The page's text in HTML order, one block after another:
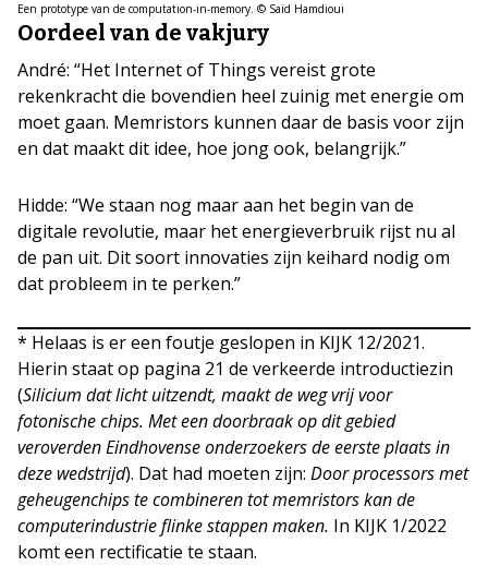
Een prototype van de computation-in-memory. © Saïd Hamdioui
Oordeel van de vakjury
André: “Het Internet of Things vereist grote
rekenkracht die bovendien heel zuinig met energie om
moet gaan. Memristors kunnen daar de basis voor zijn
en dat maakt dit idee, hoe jong ook, belangrijk.”
Hidde: “We staan nog maar aan het begin van de
digitale revolutie, maar het energieverbruik rijst nu al
de pan uit. Dit soort innovaties zijn keihard nodig om
dat probleem in te perken.”
* Helaas is er een foutje geslopen in KIJK 12/2021.
Hierin staat op pagina 21 de verkeerde introductiezin
(Silicium dat licht uitzendt, maakt de weg vrij voor
fotonische chips. Met een doorbraak op dit gebied
veroverden Eindhovense onderzoekers de eerste plaats in
deze wedstrijd). Dat had moeten zijn: Door processors met
geheugenchips te combineren tot memristors kan de
computerindustrie flinke stappen maken. In KIJK 1/2022
komt een rectificatie te staan.